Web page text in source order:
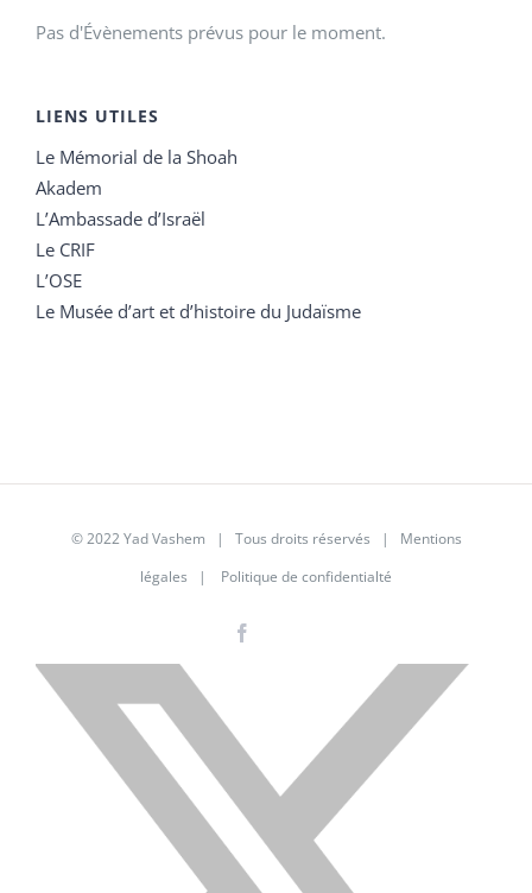
Pas d'Évènements prévus pour le moment.
LIENS UTILES
Le Mémorial de la Shoah
Akadem
L’Ambassade d’Israël
Le CRIF
L’OSE
Le Musée d’art et d’histoire du Judaïsme
© 2022 Yad Vashem | Tous droits réservés | Mentions
légales | Politique de confidentialté